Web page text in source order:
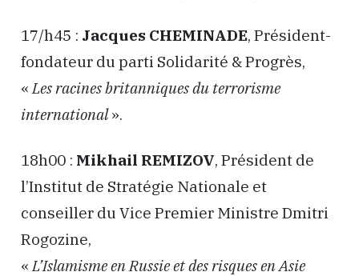
17/h45 : Jacques CHEMINADE, Président-
fondateur du parti Solidarité & Progrès,
« Les racines britanniques du terrorisme
international».
18h00 : Mikhail REMIZOV, Président de
l’Institut de Stratégie Nationale et
conseiller du Vice Premier Ministre Dmitri
Rogozine,
« L’Islamisme en Russie et des risques en Asie